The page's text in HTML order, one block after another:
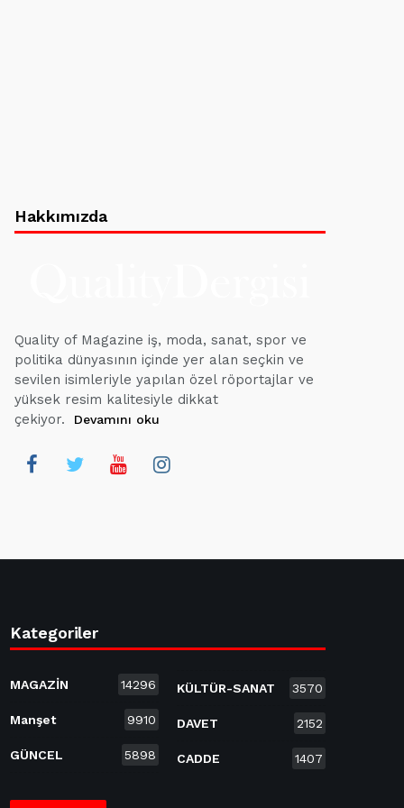
Hakkımızda
Quality of Magazine iş, moda, sanat, spor ve
politika dünyasının içinde yer alan seçkin ve
sevilen isimleriyle yapılan özel röportajlar ve
yüksek resim kalitesiyle dikkat
çekiyor.
Devamını oku
Kategoriler
MAGAZİN 14296
Manşet 9910
GÜNCEL 5898
KÜLTÜR-SANAT 3570
DAVET 2152
CADDE 1407